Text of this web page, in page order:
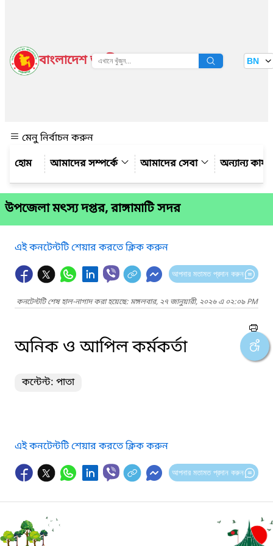
বাংলাদেশ জাতীয় তথ্য বাতায়ন BN
মেনু নির্বাচন করুন
আমাদের সম্পর্কে
আমাদের সেবা অন্যান্য
উপজেলা মৎস্য দপ্তর, রাঙ্গামাটি সদর
এই কনটেন্টটি শেয়ার করতে ক্লিক করুন
আপনার মতামত প্রদান করুন
কনটেন্টটি শেষ হাল-নাগাদ করা হয়েছে: মঙ্গলবার, ২৭ জানুয়ারী, ২০২৬ এ ০২:০৯ PM
অনিক ও আপিল কর্মকর্তা
কন্টেন্ট: পাতা
এই কনটেন্টটি শেয়ার করতে ক্লিক করুন
আপনার মতামত প্রদান করুন